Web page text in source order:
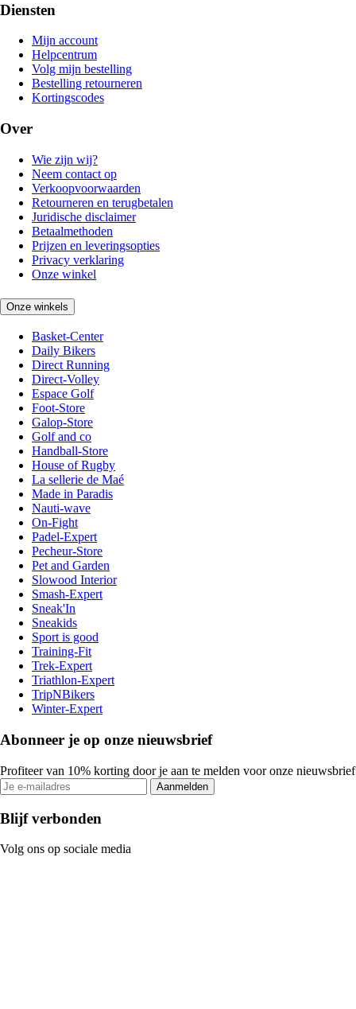
Diensten
Mijn account
Helpcentrum
Volg mijn bestelling
Bestelling retourneren
Kortingscodes
Over
Wie zijn wij?
Neem contact op
Verkoopvoorwaarden
Retourneren en terugbetalen
Juridische disclaimer
Betaalmethoden
Prijzen en leveringsopties
Privacy verklaring
Onze winkel
Onze winkels
Basket-Center
Daily Bikers
Direct Running
Direct-Volley
Espace Golf
Foot-Store
Galop-Store
Golf and co
Handball-Store
House of Rugby
La sellerie de Maé
Made in Paradis
Nauti-wave
On-Fight
Padel-Expert
Pecheur-Store
Pet and Garden
Slowood Interior
Smash-Expert
Sneak'In
Sneakids
Sport is good
Training-Fit
Trek-Expert
Triathlon-Expert
TripNBikers
Winter-Expert
Abonneer je op onze nieuwsbrief
Profiteer van 10% korting door je aan te melden voor onze nieuwsbrief
Aanmelden
Blijf verbonden
Volg ons op sociale media